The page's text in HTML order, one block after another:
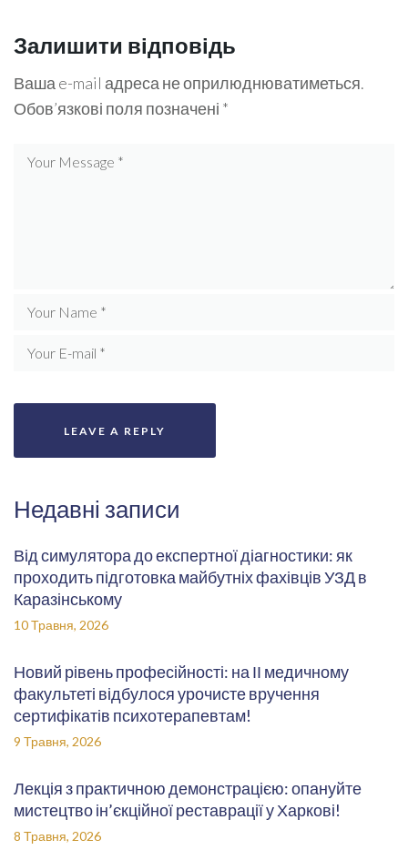
Залишити відповідь
Ваша e-mail адреса не оприлюднюватиметься.
Обов’язкові поля позначені *
Недавні записи
Від симулятора до експертної діагностики: як
проходить підготовка майбутніх фахівців УЗД в
Каразінському
10 Травня, 2026
Новий рівень професійності: на ІІ медичному
факультеті відбулося урочисте вручення
сертифікатів психотерапевтам!
9 Травня, 2026
Лекція з практичною демонстрацією: опануйте
мистецтво ін’єкційної реставрації у Харкові!
8 Травня, 2026